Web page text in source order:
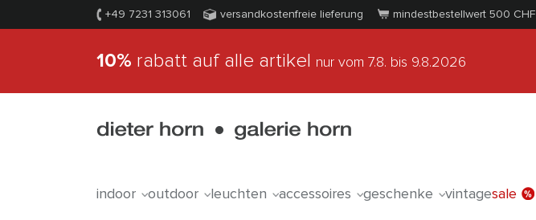
+49 7231 313061 versandkostenfreie lieferung mindestbestellwert 500 CHF
10% rabatt auf alle artikel nur vom 7.8. bis 9.8.2026
indoor outdoor leuchten accessoires geschenke vintagesale